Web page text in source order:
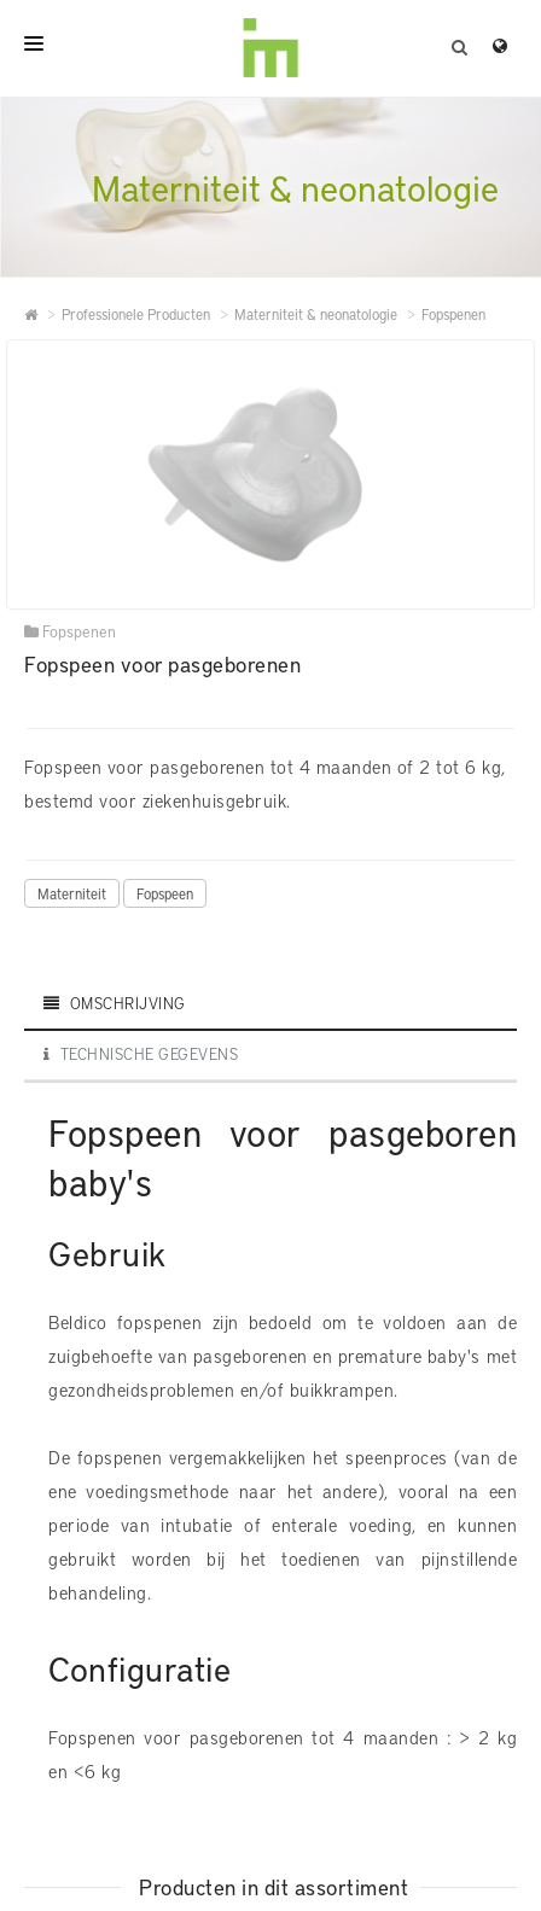
PROFESSIONELE PRODUCTEN
KWALITEIT
CONTACT
Materniteit & neonatologie
Professionele Producten Materniteit & neonatologie Fopspenen
Fopspenen
Fopspeen voor pasgeborenen
Fopspeen voor pasgeborenen tot 4 maanden of 2 tot 6 kg,
bestemd voor ziekenhuisgebruik.
Materniteit Fopspeen
OMSCHRIJVING
TECHNISCHE GEGEVENS
Fopspeen voor pasgeboren
baby's
Gebruik
Beldico fopspenen zijn bedoeld om te voldoen aan de
zuigbehoefte van pasgeborenen en premature baby's met
gezondheidsproblemen en/of buikkrampen.
De fopspenen vergemakkelijken het speenproces (van de
ene voedingsmethode naar het andere), vooral na een
periode van intubatie of enterale voeding, en kunnen
gebruikt worden bij het toedienen van pijnstillende
behandeling.
Configuratie
Fopspenen voor pasgeborenen tot 4 maanden : > 2 kg
en <6 kg
Producten in dit assortiment